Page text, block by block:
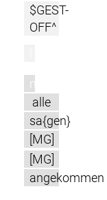
$GEST-
OFF^
m
alle
sa{gen}
[MG]
[MG]
angekommen